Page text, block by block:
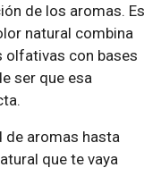
de los aromas. Es
natural combina
olfativas con bases
ser que esa
de aromas hasta
que te vaya